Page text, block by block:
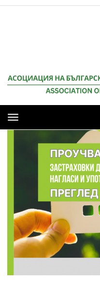
Мобилна
навигация